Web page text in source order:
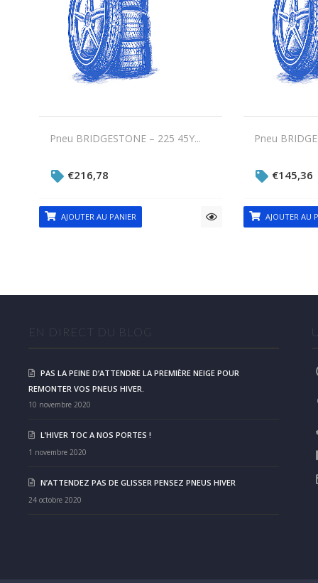
Pneu BRIDGESTONE – 225 45Y...
€216,78
AJOUTER AU PANIER
Pneu
€145,36
AJOUTER AU
EN DIRECT DU BLOG
PAS LA PEINE D’ATTENDRE LA PREMIÈRE NEIGE POUR
REMONTER VOS PNEUS HIVER.
10 novembre 2020
L’HIVER TOC A NOS PORTES !
1 novembre 2020
N’ATTENDEZ PAS DE GLISSER PENSEZ PNEUS HIVER
24 octobre 2020